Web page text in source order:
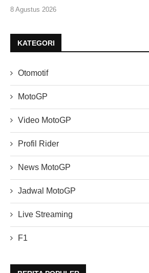
8 Agustus 2026
KATEGORI
Otomotif
MotoGP
Video MotoGP
Profil Rider
News MotoGP
Jadwal MotoGP
Live Streaming
F1